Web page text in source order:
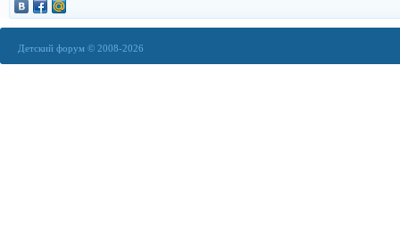
Детский форум © 2008-2026